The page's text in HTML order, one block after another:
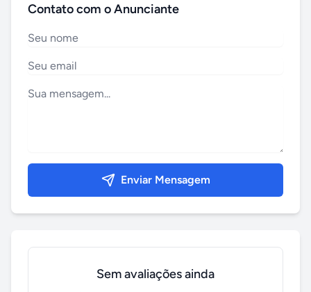
Contato com o Anunciante
Enviar Mensagem
Sem avaliações ainda